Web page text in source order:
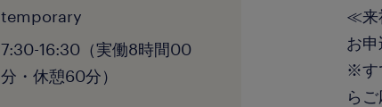
temporary
7:30-16:30（実働8時間00
分・休憩60分）
≪来
お
※す
ら